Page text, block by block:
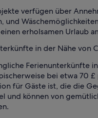
verfügen über
und
erholsamen Urlaub
in der Nähe von
Ferienunterkünfte
bei etwa 70
für Gäste ist, die die
und können von